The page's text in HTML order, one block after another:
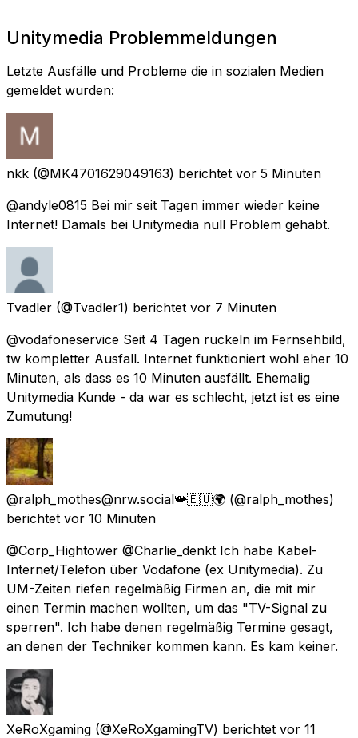
Unitymedia Problemmeldungen
Letzte Ausfälle und Probleme die in sozialen Medien
gemeldet wurden:
nkk (@MK4701629049163) berichtet vor 5 Minuten
@andyle0815 Bei mir seit Tagen immer wieder keine
Internet! Damals bei Unitymedia null Problem gehabt.
Tvadler (@Tvadler1) berichtet vor 7 Minuten
@vodafoneservice Seit 4 Tagen ruckeln im Fernsehbild,
tw kompletter Ausfall. Internet funktioniert wohl eher 10
Minuten, als dass es 10 Minuten ausfällt. Ehemalig
Unitymedia Kunde - da war es schlecht, jetzt ist es eine
Zumutung!
@ralph_mothes@nrw.social📯🇪🇺🌍 (@ralph_mothes)
berichtet vor 10 Minuten
@Corp_Hightower @Charlie_denkt Ich habe Kabel-
Internet/Telefon über Vodafone (ex Unitymedia). Zu
UM-Zeiten riefen regelmäßig Firmen an, die mit mir
einen Termin machen wollten, um das "TV-Signal zu
sperren". Ich habe denen regelmäßig Termine gesagt,
an denen der Techniker kommen kann. Es kam keiner.
XeRoXgaming (@XeRoXgamingTV) berichtet vor 11